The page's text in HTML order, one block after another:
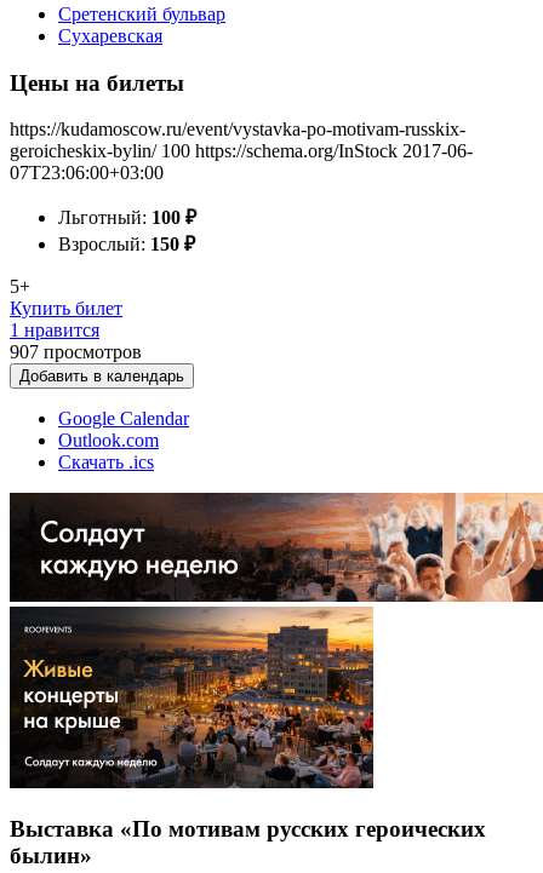
Сретенский бульвар
Сухаревская
Цены на билеты
https://kudamoscow.ru/event/vystavka-po-motivam-russkix-
geroicheskix-bylin/ 100 https://schema.org/InStock 2017-06-
07T23:06:00+03:00
Льготный: 100 ₽
Взрослый: 150 ₽
5+
Купить билет
1 нравится
907 просмотров
Добавить в календарь
Google Calendar
Outlook.com
Скачать .ics
Выставка «По мотивам русских героических
былин»